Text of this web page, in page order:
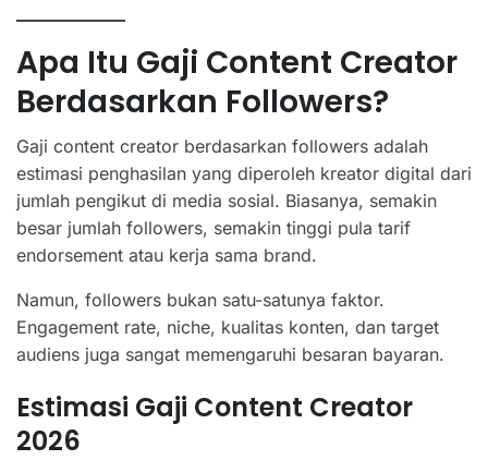
Apa Itu Gaji Content Creator
Berdasarkan Followers?
Gaji content creator berdasarkan followers adalah
estimasi penghasilan yang diperoleh kreator digital dari
jumlah pengikut di media sosial. Biasanya, semakin
besar jumlah followers, semakin tinggi pula tarif
endorsement atau kerja sama brand.
Namun, followers bukan satu-satunya faktor.
Engagement rate, niche, kualitas konten, dan target
audiens juga sangat memengaruhi besaran bayaran.
Estimasi Gaji Content Creator
2026